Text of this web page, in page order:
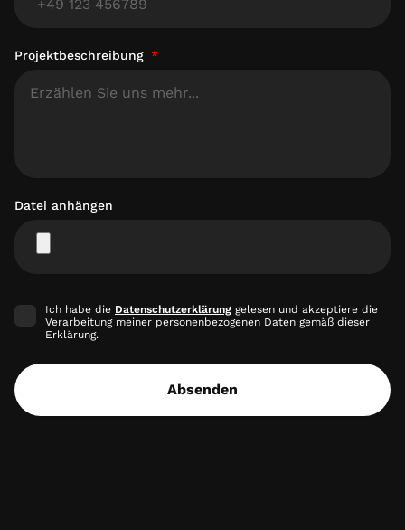
Projektbeschreibung
Datei anhängen
Ich habe die Datenschutzerklärung gelesen und akzeptiere die
Verarbeitung meiner personenbezogenen Daten gemäß dieser
Erklärung.
Absenden